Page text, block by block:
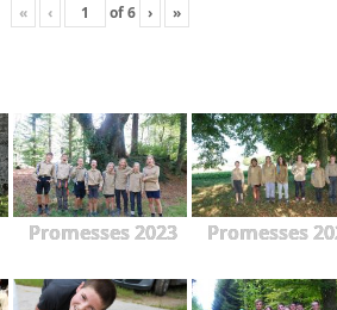
« ‹ of6 › »
Promesses 2023 Promesses